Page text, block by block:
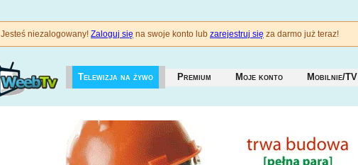
Jesteś niezalogowany! Zaloguj się na swoje konto lub zarejestruj się za darmo już teraz!
Telewizja na żywo Premium Moje konto Mobilnie/TV